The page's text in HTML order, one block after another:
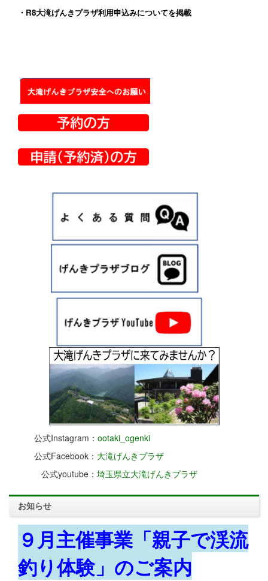
・ R8大滝げんきプラザ利用申込みについてを掲載
公式Instagram： ootaki_ogenki
公式Facebook： 大滝げんきプラザ
公式youtube： 埼玉県立大滝げんきプラザ
お知らせ
９月主催事業「親子で渓流
釣り体験」のご案内